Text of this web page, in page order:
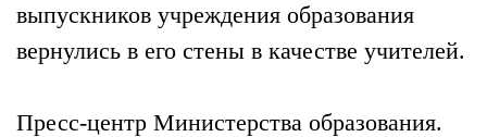
выпускников учреждения образования
вернулись в его стены в качестве учителей.
Пресс-центр Министерства образования.